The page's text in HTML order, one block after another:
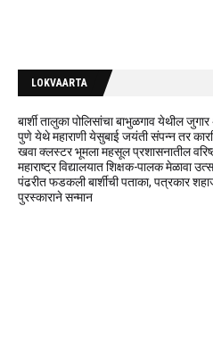
LOKVAARTA
बार्शी तालुका पोलिसांचा बाभुळगाव येथील
पुणे येथे महाराणी येसुबाई जयंती संपन्न तर
खवा क्लस्टर भूमला महसूल प्रशासनातील
महाराष्ट्र विद्यालयात शिक्षक-पालक मेळावा
पंढरीत फडकली बार्शीची पताका, पत्रकार
पुरस्काराने सन्मान